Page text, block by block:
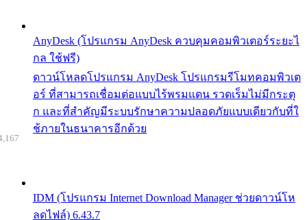
AnyDesk (โปรแกรม AnyDesk ควบคุมคอมพิวเตอร์ระยะไ
กล ใช้ฟรี)
ดาวน์โหลดโปรแกรม AnyDesk โปรแกรมรีโมทคอมพิวเต
อร์ ที่สามารถเชื่อมต่อแบบไร้พรมแดน รวดเร็มไม่มีกระตุ
ก และที่สำคัญมีระบบรักษาความปลอดภัยแบบเดียวกับที่ใ
ช้ภายในธนาคารอีกด้วย
IDM (โปรแกรม Internet Download Manager ช่วยดาวน์โห
ลดไฟล์) 6.43.7